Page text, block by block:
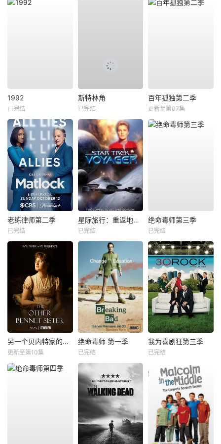
1992
已完结
斯特林角
已完结
百年孤独第二季
更新至第07集
老练律师第二季
已完结
星际旅行：重返地球第二季
已完结
绝命毒师第三季
已完结
另一个贝内特家的姐妹
更新至第10集
绝命毒师 第一季
已完结
我为喜剧狂第三季
已完结